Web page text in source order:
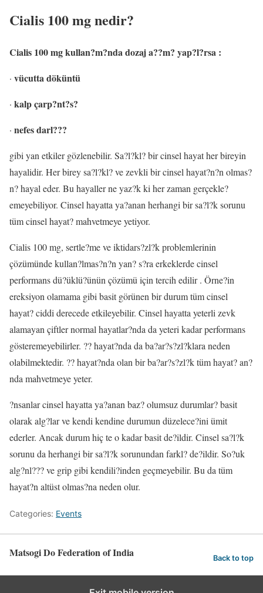
Cialis 100 mg nedir?
Cialis 100 mg kullan?m?nda dozaj a??m? yap?l?rsa :
· vücutta döküntü
· kalp çarp?nt?s?
· nefes darl???
gibi yan etkiler gözlenebilir. Sa?l?kl? bir cinsel hayat her bireyin
hayalidir. Her birey sa?l?kl? ve zevkli bir cinsel hayat?n?n olmas?
n? hayal eder. Bu hayaller ne yaz?k ki her zaman gerçekle?
emeyebiliyor. Cinsel hayatta ya?anan herhangi bir sa?l?k sorunu
tüm cinsel hayat? mahvetmeye yetiyor.
Cialis 100 mg, sertle?me ve iktidars?zl?k problemlerinin
çözümünde kullan?lmas?n?n yan? s?ra erkeklerde cinsel
performans dü?üklü?ünün çözümü için tercih edilir . Örne?in
ereksiyon olamama gibi basit görünen bir durum tüm cinsel
hayat? ciddi derecede etkileyebilir. Cinsel hayatta yeterli zevk
alamayan çiftler normal hayatlar?nda da yeteri kadar performans
gösteremeyebilirler. ?? hayat?nda da ba?ar?s?zl?klara neden
olabilmektedir. ?? hayat?nda olan bir ba?ar?s?zl?k tüm hayat? an?
nda mahvetmeye yeter.
?nsanlar cinsel hayatta ya?anan baz? olumsuz durumlar? basit
olarak alg?lar ve kendi kendine durumun düzelece?ini ümit
ederler. Ancak durum hiç te o kadar basit de?ildir. Cinsel sa?l?k
sorunu da herhangi bir sa?l?k sorunundan farkl? de?ildir. So?uk
alg?nl??? ve grip gibi kendili?inden geçmeyebilir. Bu da tüm
hayat?n altüst olmas?na neden olur.
Categories: Events
Matsogi Do Federation of India Back to top